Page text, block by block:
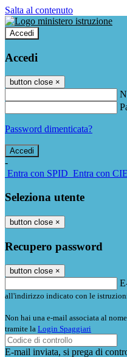
Salta al contenuto
Accedi
Accedi
button close ×
Password dimenticata?
-
Entra con SPID Entra con CIE
Seleziona utente
button close ×
Recupero password
button close ×
all'indirizzo indicato con le
Non hai una e-mail associata al
tramite la Login Spaggiari
E-mail inviata, si prega di